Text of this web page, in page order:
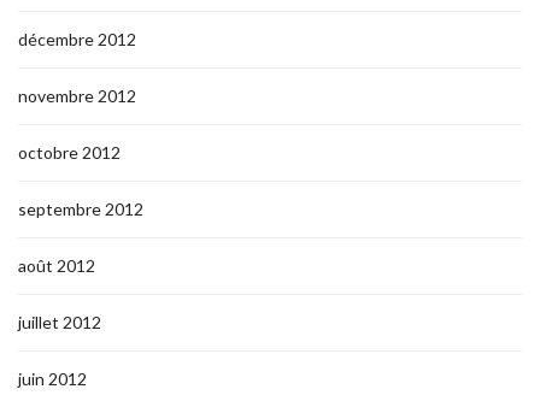
décembre 2012
novembre 2012
octobre 2012
septembre 2012
août 2012
juillet 2012
juin 2012